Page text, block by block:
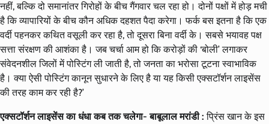
नहीं, बल्कि दो समानांतर गिरोहों के बीच गैंगवार चल रहा हो। दोनों पक्षों में होड़ मची
है कि व्यापारियों के बीच कौन अधिक दहशत पैदा करेगा। फर्क बस इतना है कि एक
वर्दी पहनकर कथित वसूली कर रहा है, तो दूसरा बिना वर्दी के। सबसे भयावह पक्ष
सत्ता संरक्षण की आशंका है। जब चर्चा आम हो कि करोड़ों की ‘बोली’ लगाकर
संवेदनशील जिलों में पोस्टिंग ली जाती है, तो जनता का भरोसा टूटना स्वाभाविक
है। क्या ऐसी पोस्टिंग कानून सुधारने के लिए है या यह किसी एक्सटॉर्शन लाइसेंस
की तरह काम कर रही है?’
एक्सटॉर्शन लाइसेंस का धंधा कब तक चलेगा- बाबूलाल मरांडी :प्रिंस खान के इस